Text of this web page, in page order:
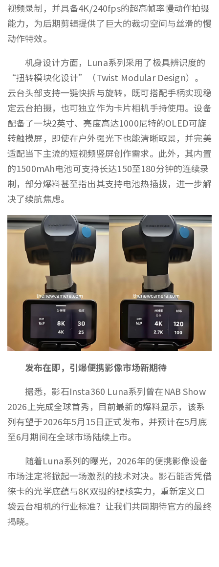
视频录制，并具备4K/240fps的超高帧率慢动作拍摄
能力，为后期剪辑提供了巨大的裁切空间与丝滑的慢
动作特效。
机身设计方面，Luna系列采用了极具辨识度的
“扭转模块化设计”（Twist Modular Design）。
云台头部支持一键快拆与旋转，既可搭配手柄实现稳
定云台拍摄，也可独立作为卡片相机手持使用。设备
配备了一块2英寸、亮度高达1000尼特的OLED可旋
转触摸屏，即使在户外强光下也能清晰取景，并完美
适配当下主流的短视频竖屏创作需求。此外，其内置
的1500mAh电池可支持长达150至180分钟的连续录
制，部分爆料甚至指出其支持电池热插拔，进一步解
决了续航焦虑。
发布在即，引爆便携影像市场新期待
据悉，影石Insta360 Luna系列曾在NAB Show
2026上完成全球首秀，目前最新的爆料显示，该系
列有望于2026年5月15日正式发布，并预计在5月底
至6月期间在全球市场陆续上市。
随着Luna系列的曝光，2026年的便携影像设备
市场注定将掀起一场激烈的技术对决。影石能否凭借
徕卡的光学底蕴与8K双摄的硬核实力，重新定义口
袋云台相机的行业标准？让我们共同期待官方的最终
揭晓。